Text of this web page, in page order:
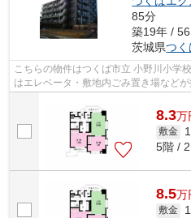
85分
築19年 /
茨城県つ
こちらの物件はつくば市立 小野川小学
はエレベータ・敷地内ごみ置き場など
す。10階建ての建物で地域にマッチし
8.3万
敷金
5階 /
8.5万
敷金